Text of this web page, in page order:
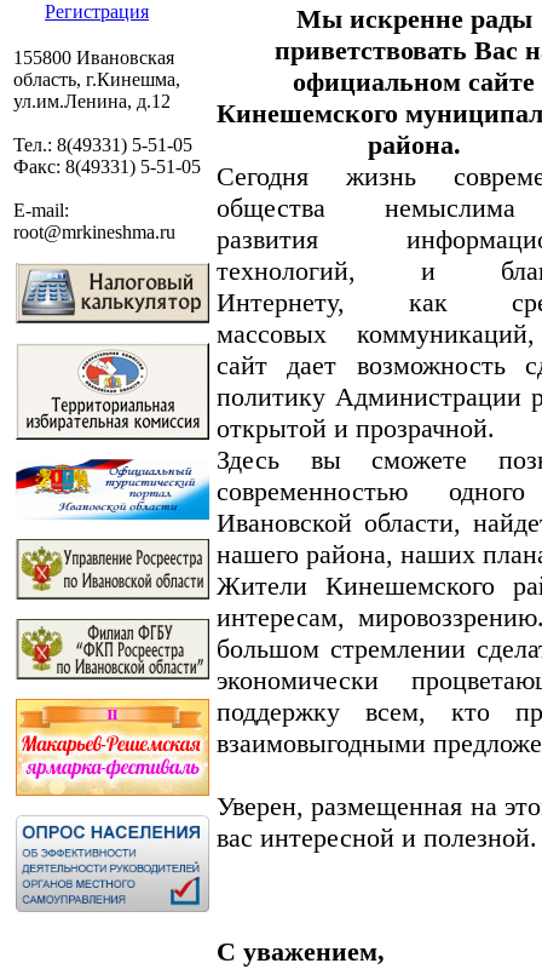
Регистрация
155800 Ивановская
область, г.Кинешма,
ул.им.Ленина, д.12
Тел.: 8(49331) 5-51-05
Факс: 8(49331) 5-51-05
E-mail:
root@mrkineshma.ru
Мы искренне рады
приветствовать Вас
официальном сайте
Кинешемского
района.
Сегодня жизнь
общества
развития
технологий, и
Интернету, как
массовых
сайт дает возможность
политику Администрации
открытой и прозрачной.
Здесь вы сможете
современностью
Ивановской области,
нашего района, наших
Жители Кинешемского
интересам,
большом стремлении
экономически
поддержку всем, кто
взаимовыгодными
Уверен, размещенная на
вас интересной и полезной.
С уважением,